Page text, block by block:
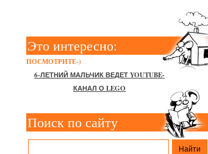
Это интересно:
ПОСМОТРИТЕ-)
6-ЛЕТНИЙ МАЛЬЧИК ВЕДЕТ YOUTUBE-
КАНАЛ О LEGO
Поиск по сайту